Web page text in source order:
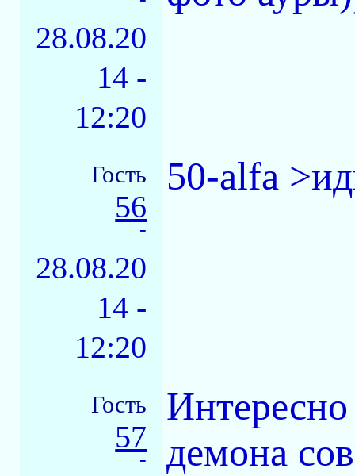
28.08.20
14 -
12:20
Гость
56
-
28.08.20
14 -
12:20
50-alfa
Гость
57
-
демона